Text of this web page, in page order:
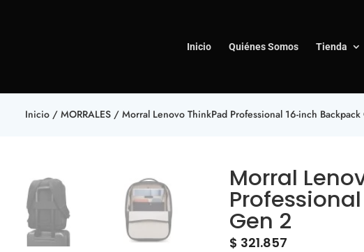
Inicio Quiénes Somos Tienda
Inicio / MORRALES / Morral Lenovo ThinkPad Professional 16-inch
Morral
Gen 2
$ 321.857